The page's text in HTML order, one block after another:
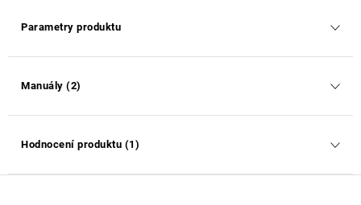
Parametry produktu
Manuály (2)
Hodnocení produktu (1)